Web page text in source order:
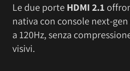
Le due porte HDMI 2.1
nativa con console next-
a 120Hz, senza
visivi.